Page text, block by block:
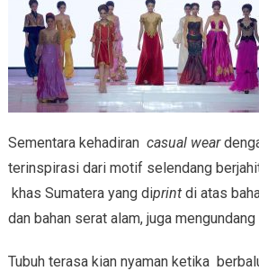
Sementara kehadiran casual wear
terinspirasi dari motif selendang
khas Sumatera yang diprintdi atas
dan bahan serat alam, juga
Tubuh terasa kian nyaman ketika